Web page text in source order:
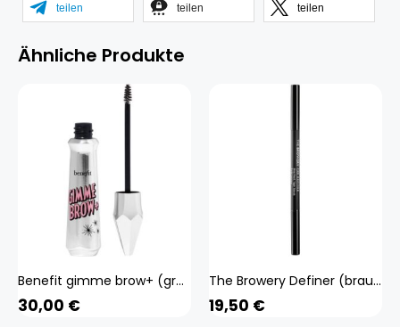
teilen teilen teilen
Ähnliche Produkte
Benefit gimme brow+ (grau 3 g) Beauty, Make-up, Augen, Augenbrauen
30,00 €
The Browery Definer (braun Ehg) Beauty, Make-up, Augen, Augenbrauen
19,50 €